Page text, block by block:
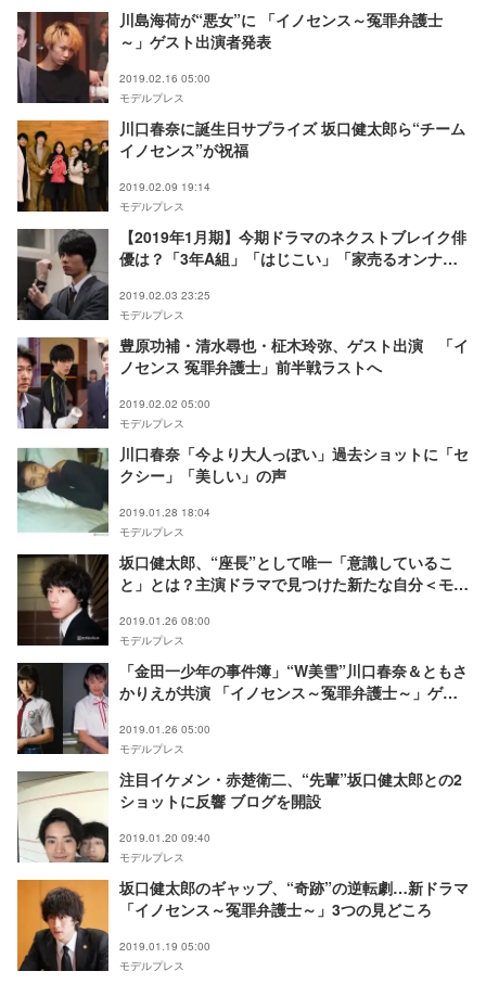
川島海荷が“悪女”に 「イノセンス～冤罪弁護士
～」ゲスト出演者発表
2019.02.16 05:00
モデルプレス
川口春奈に誕生日サプライズ 坂口健太郎ら“チーム
イノセンス”が祝福
2019.02.09 19:14
モデルプレス
【2019年1月期】今期ドラマのネクストブレイク俳
優は？「3年A組」「はじこい」「家売るオンナの
2019.02.03 23:25
モデルプレス
豊原功補・清水尋也・柾木玲弥、ゲスト出演 「イ
ノセンス 冤罪弁護士」前半戦ラストへ
2019.02.02 05:00
モデルプレス
川口春奈「今より大人っぽい」過去ショットに「セ
クシー」「美しい」の声
2019.01.28 18:04
モデルプレス
坂口健太郎、“座長”として唯一「意識しているこ
と」とは？主演ドラマで見つけた新たな自分＜モデ
2019.01.26 08:00
モデルプレス
「金田一少年の事件簿」“W美雪”川口春奈＆ともさ
かりえが共演 「イノセンス～冤罪弁護士～」ゲス
2019.01.26 05:00
モデルプレス
注目イケメン・赤楚衛二、“先輩”坂口健太郎との2
ショットに反響 ブログを開設
2019.01.20 09:40
モデルプレス
坂口健太郎のギャップ、“奇跡”の逆転劇…新ドラマ
「イノセンス～冤罪弁護士～」3つの見どころ
2019.01.19 05:00
モデルプレス